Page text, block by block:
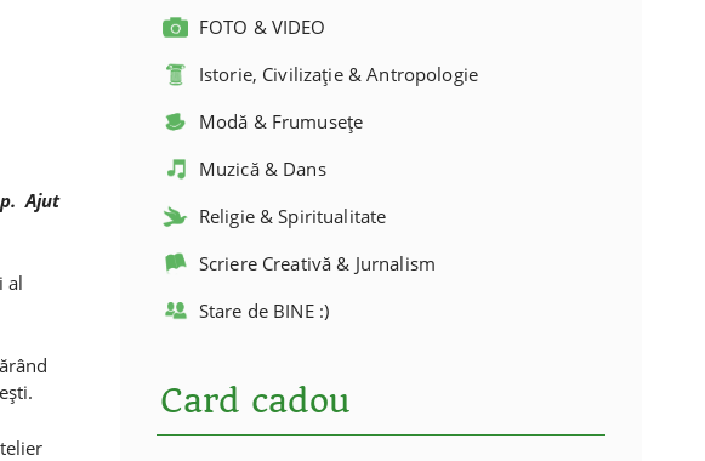
Ajut
al
FOTO & VIDEO
Istorie, Civilizație & Antropologie
Modă & Frumusețe
Muzică & Dans
Religie & Spiritualitate
Scriere Creativă & Jurnalism
Stare de BINE :)
Card cadou